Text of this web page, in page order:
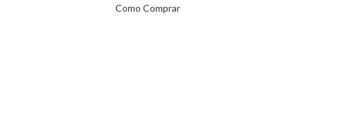
Como Comprar